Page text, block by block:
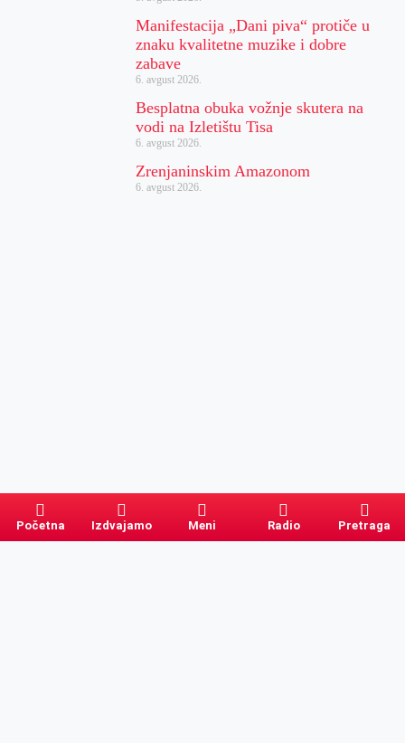
Manifestacija „Dani piva“ protiče u
znaku kvalitetne muzike i dobre
zabave
6. avgust 2026.
Besplatna obuka vožnje skutera na
vodi na Izletištu Tisa
6. avgust 2026.
Zrenjaninskim Amazonom
6. avgust 2026.
Početna Izdvajamo Meni Radio Pretraga